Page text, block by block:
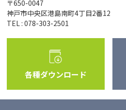
〒650-0047
神戸市中央区港島南町4丁目2番12
TEL : 078-303-2501
各種ダウンロード